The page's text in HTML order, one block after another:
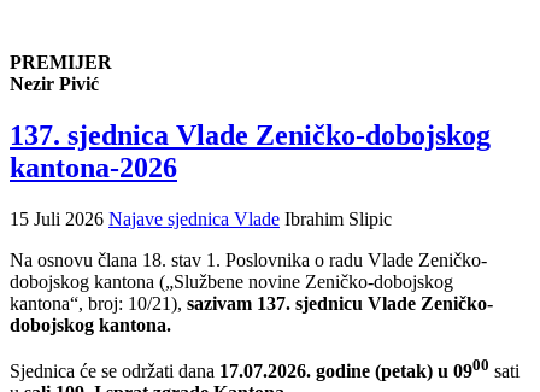
PREMIJER
Nezir Pivić
137. sjednica Vlade Zeničko-dobojskog
kantona-2026
15 Juli 2026 Najave sjednica Vlade Ibrahim Slipic
Na osnovu člana 18. stav 1. Poslovnika o radu Vlade Zeničko-
dobojskog kantona („Službene novine Zeničko-dobojskog
kantona“, broj: 10/21), sazivam 137. sjednicu Vlade Zeničko-
dobojskog kantona.
Sjednica će se održati dana 17.07.2026. godine (petak) u 0900 sati